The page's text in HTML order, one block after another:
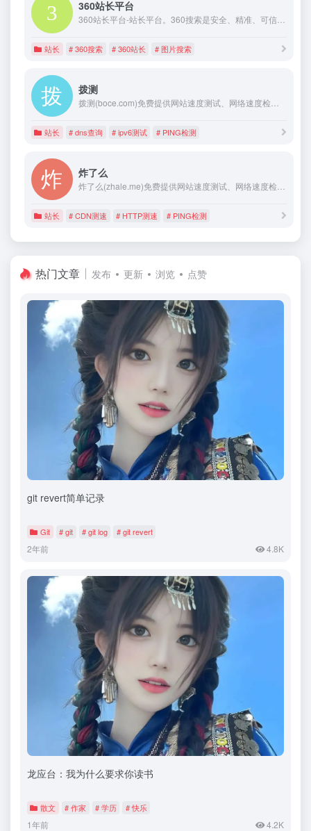
360站长平台
360站长平台-站长平台。360搜索是安全、精准、可信赖的新一代搜索引擎，依托于360母品牌的安全优势，全面拦截各类钓鱼欺诈等恶意网站，提供更放心的搜索服务。 360搜索 so靠谱。
站长 # 360搜索 # 360站长 # 图片搜索
拨测
拨测(boce.com)免费提供网站速度测试、网络速度检测、域名污染检测、域名拦截查询、多地区在线ping测试、dns查询、路由跟踪查询、ipv6网站测试等站长工具；网络检测节点覆盖全国各省电信、联通、移动、教育网等。
站长 # dns查询 # ipv6测试 # PING检测
炸了么
炸了么(zhale.me)免费提供网站速度测试、网络速度检测、多地区在线ping测试、dns查询、路由跟踪查询、ipv6网站测试等站长工具；网络检测节点覆盖全球，国内检测节点覆盖各省电信、联通、移动、教育网等。
站长 # CDN测速 # HTTP测速 # PING检测
热门文章 发布 更新 浏览 点赞
git revert简单记录
Git # git # git log # git revert
2年前 4.8K
龙应台：我为什么要求你读书
散文 # 作家 # 学历 # 快乐
1年前 4.2K